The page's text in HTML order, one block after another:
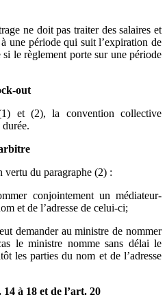
ne doit pas traiter des salaires et
une période qui suit l’expiration de
le règlement porte sur une période
out
et (2), la convention collective
vertu du paragraphe (2) :
conjointement un médiateur-
et de l’adresse de celui-ci;
demander au ministre de nommer
le ministre nomme sans délai le
les parties du nom et de l’adresse
à 18 et de l’art. 20